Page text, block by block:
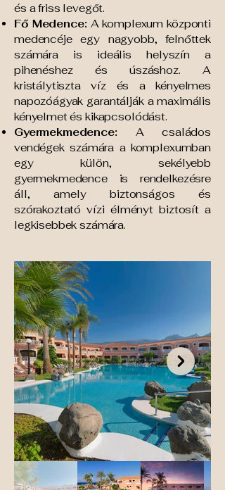
és a friss levegőt.
Fő Medence:A komplexum központi
medencéje egy nagyobb, felnőttek
számára is ideális helyszín a
pihenéshez és úszáshoz. A
kristálytiszta víz és a kényelmes
napozóágyak garantálják a maximális
kényelmet és kikapcsolódást.
Gyermekmedence:A családos
vendégek számára a komplexumban
egy külön, sekélyebb
gyermekmedence is rendelkezésre
áll, amely biztonságos és
szórakoztató vízi élményt biztosít a
legkisebbek számára.